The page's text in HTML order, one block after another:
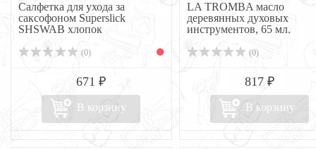
Салфетка для ухода за
саксофоном Superslick
SHSWAB хлопок
(0)
671 ₽
В корзину
LA TROMBA масло
деревянных духовых
инструментов, 65 мл.
(0)
817 ₽
В корзину